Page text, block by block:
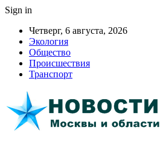
Sign in
Четверг, 6 августа, 2026
Экология
Общество
Происшествия
Транспорт